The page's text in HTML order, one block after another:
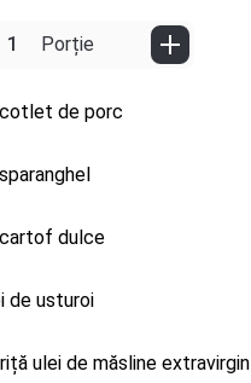
Porție
de porc
dulce
de usturoi
ulei de măsline extravirgin